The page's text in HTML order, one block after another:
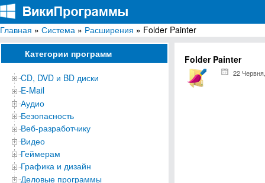
ВикиПрограммы
Энциклопедия бесплатных компьютерных программ для Windows
Главная » Система » Расширения » Folder Painter
Категории программ
CD, DVD и BD диски
E-Mail
Аудио
Безопасность
Веб-разработчику
Видео
Геймерам
Графика и дизайн
Деловые программы
Folder Painter
22